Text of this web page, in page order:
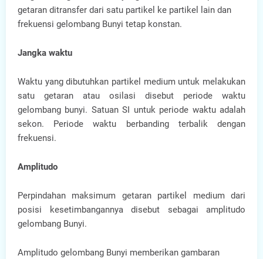
getaran ditransfer dari satu partikel ke partikel lain dan
frekuensi gelombang Bunyi tetap konstan.
Jangka waktu
Waktu yang dibutuhkan partikel medium untuk melakukan
satu getaran atau osilasi disebut periode waktu
gelombang bunyi. Satuan SI untuk periode waktu adalah
sekon. Periode waktu berbanding terbalik dengan
frekuensi.
Amplitudo
Perpindahan maksimum getaran partikel medium dari
posisi kesetimbangannya disebut sebagai amplitudo
gelombang Bunyi.
Amplitudo gelombang Bunyi memberikan gambaran